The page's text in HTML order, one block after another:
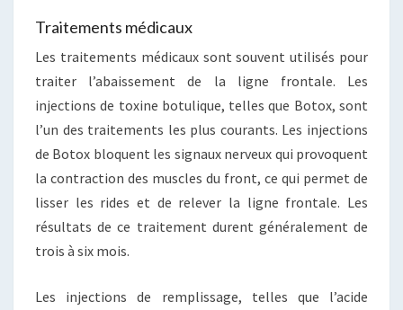
Traitements médicaux
Les traitements médicaux sont souvent utilisés pour
traiter l’abaissement de la ligne frontale. Les
injections de toxine botulique, telles que Botox, sont
l’un des traitements les plus courants. Les injections
de Botox bloquent les signaux nerveux qui provoquent
la contraction des muscles du front, ce qui permet de
lisser les rides et de relever la ligne frontale. Les
résultats de ce traitement durent généralement de
trois à six mois.
Les injections de remplissage, telles que l’acide